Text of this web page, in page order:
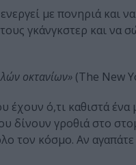
με πονηριά και να
γκάνγκστερ και να
οκτανίων» (The New
έχουν ό,τι καθιστά
δίνουν γροθιά στο
τον κόσμο. Αν